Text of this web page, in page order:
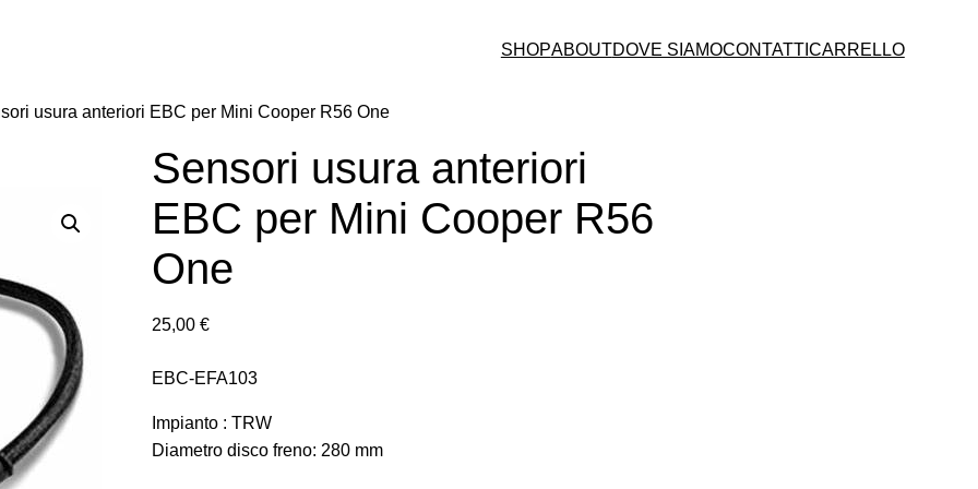
SHOPABOUTDOVE SIAMOCONTATTI CARRELLO
usura anteriori EBC per Mini Cooper R56 One
Sensori usura anteriori
EBC per Mini Cooper R56
One
25,00€
EBC-EFA103
Impianto : TRW
Diametro disco freno: 280 mm